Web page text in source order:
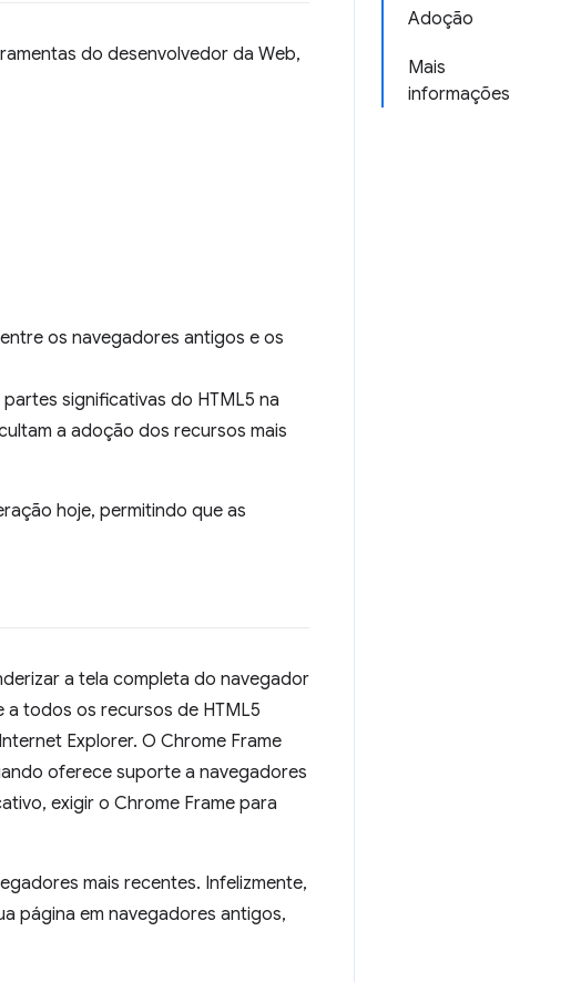
Adoção
Mais
informações
do desenvolvedor da Web,
os navegadores antigos e os
significativas do HTML5 na
a adoção dos recursos mais
hoje, permitindo que as
a tela completa do navegador
todos os recursos de HTML5
Explorer. O Chrome Frame
oferece suporte a navegadores
exigir o Chrome Frame para
mais recentes. Infelizmente,
página em navegadores antigos,